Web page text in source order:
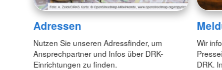
Adressen
Nutzen Sie unseren Adressfinder, um
Ansprechpartner und Infos über DRK-
Einrichtungen zu finden.
Wir
DRK.